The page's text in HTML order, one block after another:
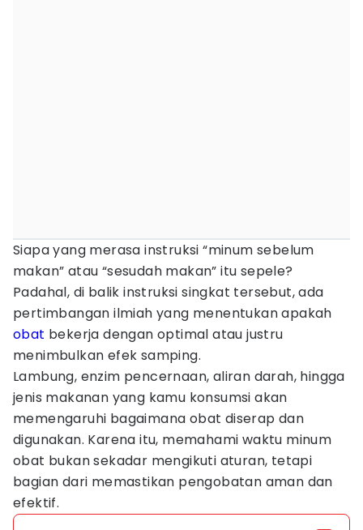
Siapa yang merasa instruksi “minum sebelum
makan” atau “sesudah makan” itu sepele?
Padahal, di balik instruksi singkat tersebut, ada
pertimbangan ilmiah yang menentukan apakah
obat bekerja dengan optimal atau justru
menimbulkan efek samping.
Lambung, enzim pencernaan, aliran darah, hingga
jenis makanan yang kamu konsumsi akan
memengaruhi bagaimana obat diserap dan
digunakan. Karena itu, memahami waktu minum
obat bukan sekadar mengikuti aturan, tetapi
bagian dari memastikan pengobatan aman dan
efektif.